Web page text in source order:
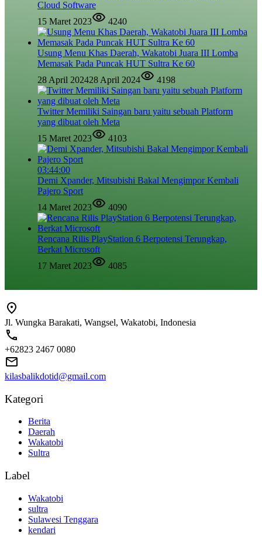
Cloud Software
15 Maret 2023
4240
Usung Menu Khas Daerah, Wakatobi Juara III Lomba
Memasak Pada Puncak HUT Sultra Ke 60
28 April 202428 April 2024 4198
Twitter Memiliki Saingan baru yaitu sebuah Platform
yang dibuat oleh Meta
15 Maret 2023
4103
03:44:00
Demi Xpander, Mitsubishi Bakal Mengimpor Kembali
Pajero Sport
14 Maret 2023
4090
Rencana Rilis PlayStation 6 Berpotensi Terungkap,
Berkat Microsoft
17 Maret 2023
4085
Jl. Wungka Barakati, Wangsel, Wakatobi, Indonesia
+62823 2467 0080
kilasbalikdotid@gmail.com
Kategori
Berita
Daerah
Wakatobi
Sultra
Label
Wakatobi
sultra
Sulawesi Tenggara
kendari